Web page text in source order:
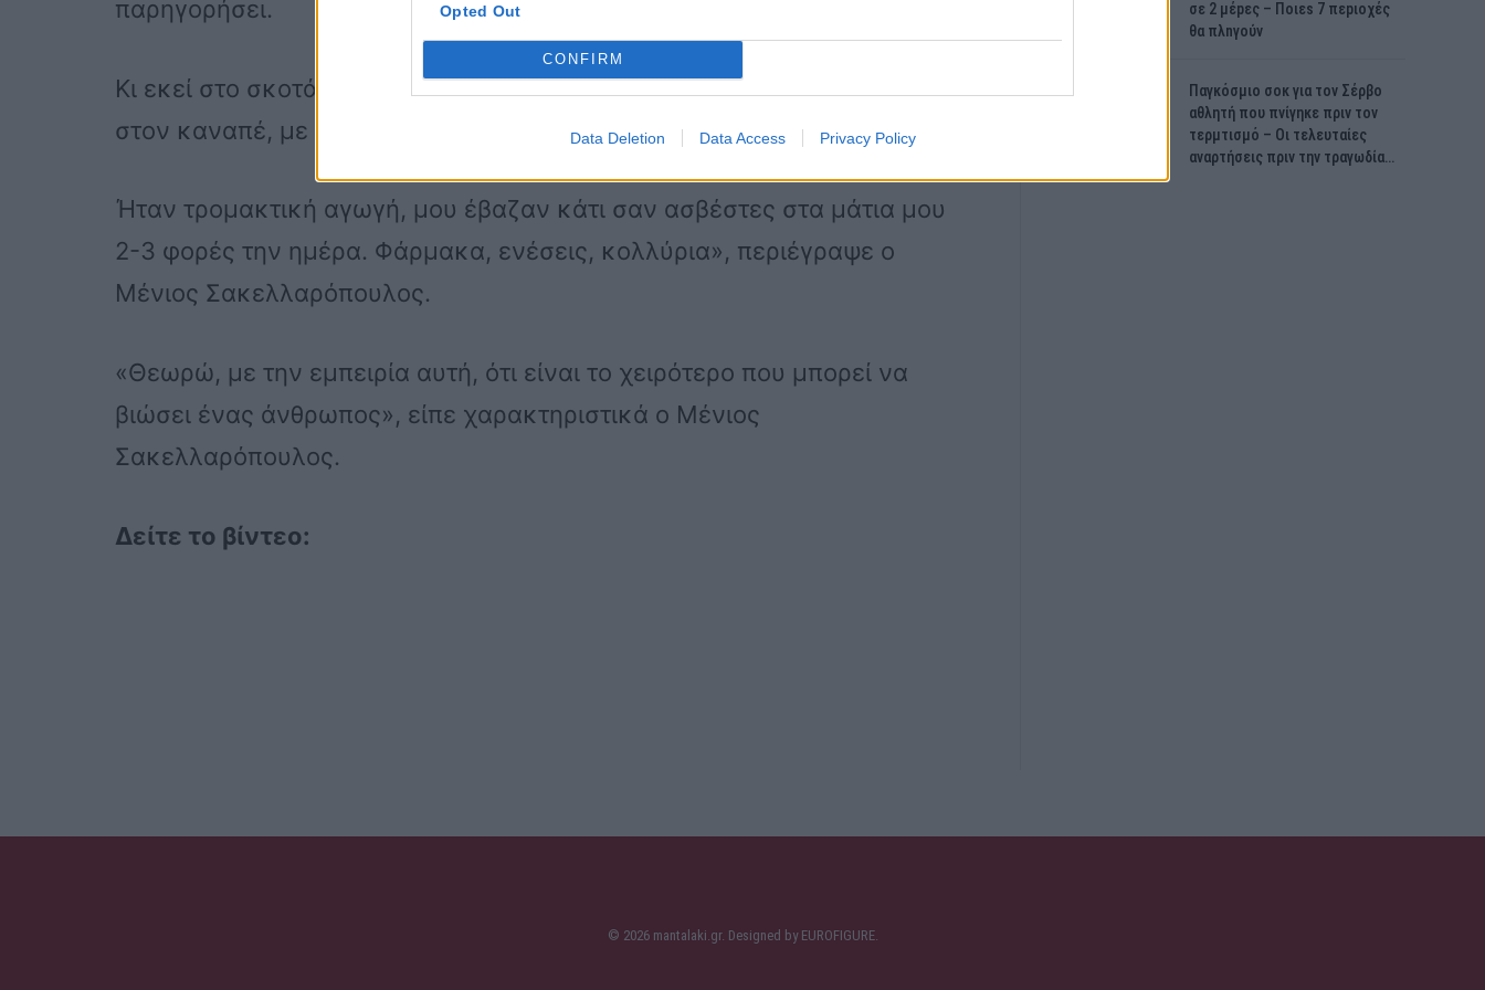
Opted Out
CONFIRM
Data Deletion Data Access Privacy Policy
παρηγορήσει.
Κι εκεί στο σκοτάδι, πλήρως ανήμπορος, με πήγαιναν στην τουαλέτα,
στον καναπέ, με τάιζαν.
Ήταν τρομακτική αγωγή, μου έβαζαν κάτι σαν ασβέστες στα μάτια μου
2-3 φορές την ημέρα. Φάρμακα, ενέσεις, κολλύρια», περιέγραψε ο
Μένιος Σακελλαρόπουλος.
«Θεωρώ, με την εμπειρία αυτή, ότι είναι το χειρότερο που μπορεί να
βιώσει ένας άνθρωπος», είπε χαρακτηριστικά ο Μένιος
Σακελλαρόπουλος.
Δείτε το βίντεο:
σε 2 μέpες – Ποιεs 7 πεpιοχές
θα πλnγούν
Παγκόσμιο σοκ για τον Σέρβο
αθλητή που πνίγηκε πριν τον
τερμτισμό – Οι τελευταίες
αναρτήσεις πριν την τραγωδία…
© 2026 mantalaki.gr. Designed by EUROFIGURE.